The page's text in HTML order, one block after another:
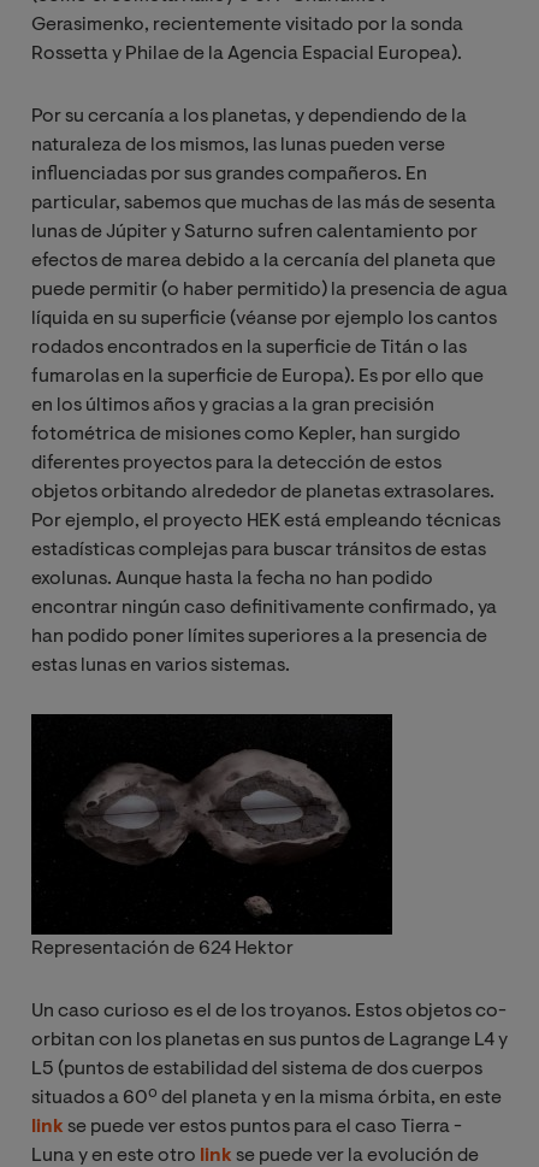
Gerasimenko, recientemente visitado por la sonda
Rossetta y Philae de la Agencia Espacial Europea).
Por su cercanía a los planetas, y dependiendo de la
naturaleza de los mismos, las lunas pueden verse
influenciadas por sus grandes compañeros. En
particular, sabemos que muchas de las más de sesenta
lunas de Júpiter y Saturno sufren calentamiento por
efectos de marea debido a la cercanía del planeta que
puede permitir (o haber permitido) la presencia de agua
líquida en su superficie (véanse por ejemplo los cantos
rodados encontrados en la superficie de Titán o las
fumarolas en la superficie de Europa). Es por ello que
en los últimos años y gracias a la gran precisión
fotométrica de misiones como Kepler, han surgido
diferentes proyectos para la detección de estos
objetos orbitando alrededor de planetas extrasolares.
Por ejemplo, el proyecto HEK está empleando técnicas
estadísticas complejas para buscar tránsitos de estas
exolunas. Aunque hasta la fecha no han podido
encontrar ningún caso definitivamente confirmado, ya
han podido poner límites superiores a la presencia de
estas lunas en varios sistemas.
Representación de 624 Hektor
Un caso curioso es el de los troyanos. Estos objetos co-
orbitan con los planetas en sus puntos de Lagrange L4 y
L5 (puntos de estabilidad del sistema de dos cuerpos
situados a 60º del planeta y en la misma órbita, en este
link se puede ver estos puntos para el caso Tierra -
Luna y en este otro link se puede ver la evolución de